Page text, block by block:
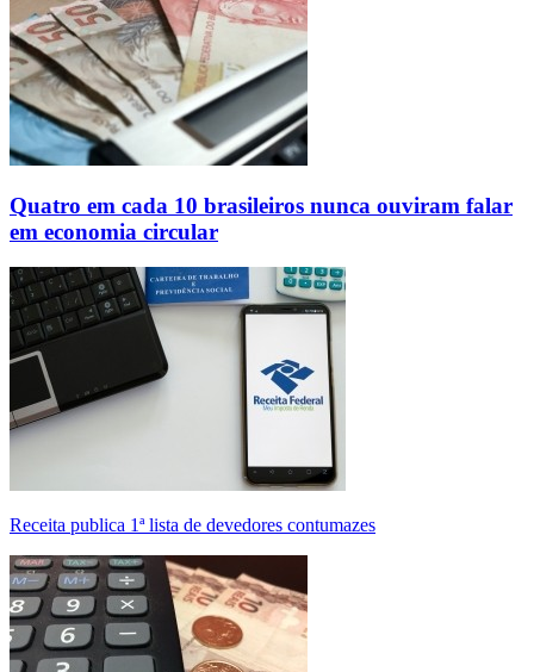
Quatro em cada 10 brasileiros nunca ouviram falar
em economia circular
Receita publica 1ª lista de devedores contumazes